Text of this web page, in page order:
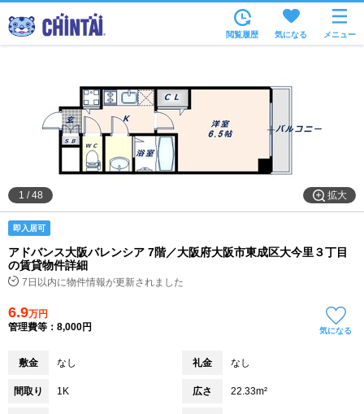
家賃相場から
通勤通学時間から
物件特集から
閲覧履歴 気になる メニュー
拡大
1 /48
即入居可
アドバンス大阪バレンシア 7階／大阪府大阪市東成区大今里３丁目
の賃貸物件詳細
7日以内に物件情報が更新されました
6.9万円
管理費等：8,000円
気になる
敷金 なし 礼金 なし
間取り 1K 広さ 22.33m²